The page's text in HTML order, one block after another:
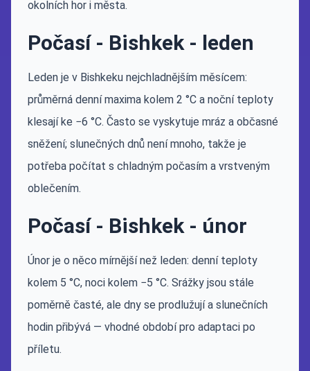
okolních hor i města.
Počasí - Bishkek - leden
Leden je v Bishkeku nejchladnějším měsícem:
průměrná denní maxima kolem 2 °C a noční teploty
klesají ke −6 °C. Často se vyskytuje mráz a občasné
sněžení; slunečných dnů není mnoho, takže je
potřeba počítat s chladným počasím a vrstveným
oblečením.
Počasí - Bishkek - únor
Únor je o něco mírnější než leden: denní teploty
kolem 5 °C, noci kolem −5 °C. Srážky jsou stále
poměrně časté, ale dny se prodlužují a slunečních
hodin přibývá — vhodné období pro adaptaci po
příletu.